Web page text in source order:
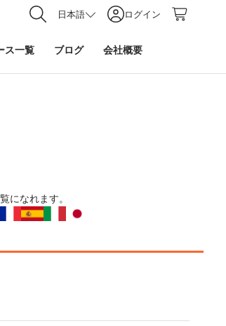
日本語 ログイン
ス一覧 ブログ 会社概要
になれます。